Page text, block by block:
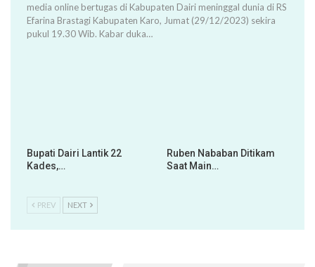
media online bertugas di Kabupaten Dairi meninggal dunia di RS
Efarina Brastagi Kabupaten Karo, Jumat (29/12/2023) sekira
pukul 19.30 Wib. Kabar duka…
Bupati Dairi Lantik 22
Kades,…
Ruben Nababan Ditikam
Saat Main…
PREV NEXT